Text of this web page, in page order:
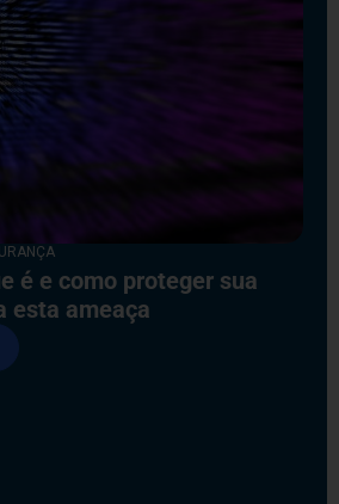
é e como proteger sua
esta ameaça